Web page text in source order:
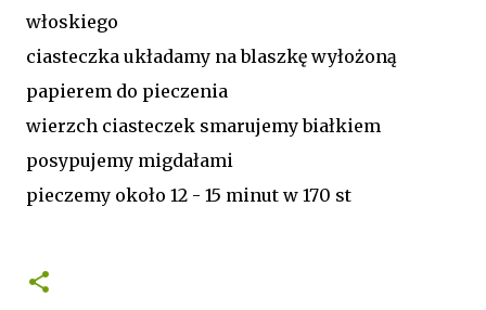
włoskiego
ciasteczka układamy na blaszkę wyłożoną
papierem do pieczenia
wierzch ciasteczek smarujemy białkiem
posypujemy migdałami
pieczemy około 12 - 15 minut w 170 st